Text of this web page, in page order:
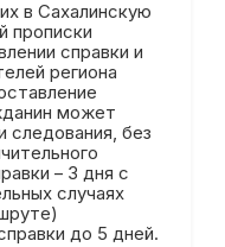
в Сахалинскую
прописки
справки и
региона
может
следования, без
– 3 дня с
случаях
до 5 дней.